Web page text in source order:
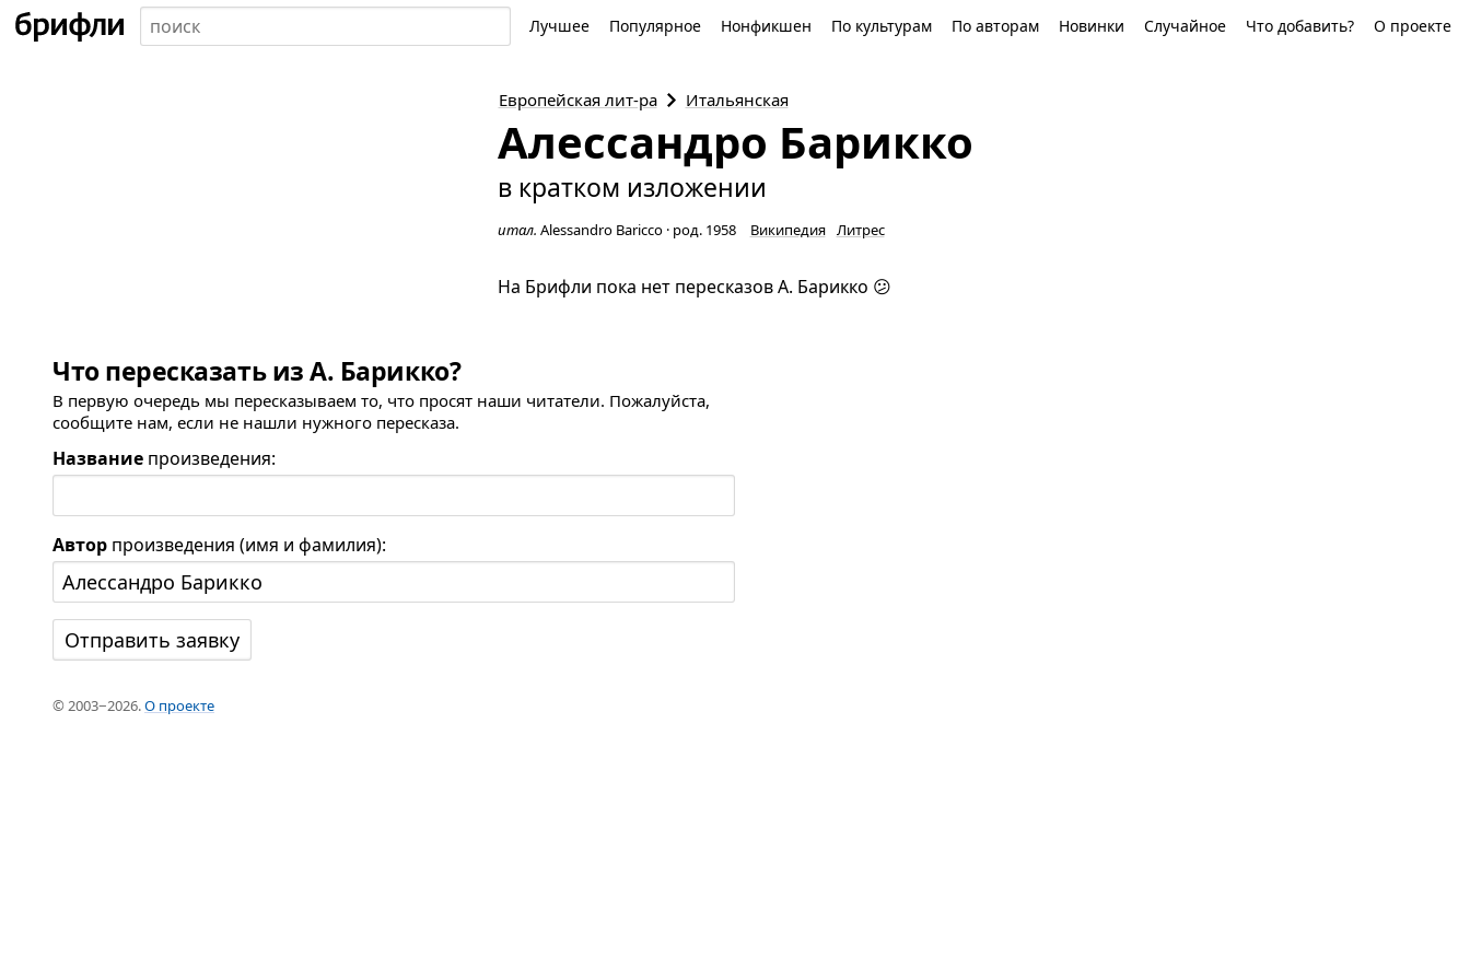
Лучшее Популярное Нонфикшен По культурам По авторам Новинки Случайное Что добавить? О проекте
Европейская лит-ра Итальянская
Алессандро Барикко
в кратком изложении
итал. Alessandro Baricco· род. 1958 Википедия Литрес
На Брифли пока нет пересказов А. Барикко 😕
Что пересказать из А. Барикко?
В первую очередь мы пересказываем то, что просят наши читатели. Пожалуйста,
сообщите нам, если не нашли нужного пересказа.
Название произведения:
Автор произведения (имя и фамилия):
© 2003−2026.О проекте